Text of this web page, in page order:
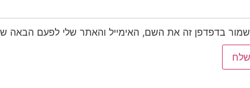
שמור בדפדפן זה את השם, האימייל והאתר שלי לפעם הבאה